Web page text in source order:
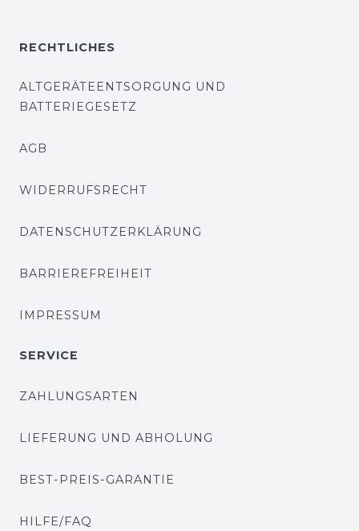
RECHTLICHES
ALTGERÄTEENTSORGUNG UND
BATTERIEGESETZ
AGB
WIDERRUFSRECHT
DATENSCHUTZERKLÄRUNG
BARRIEREFREIHEIT
IMPRESSUM
SERVICE
ZAHLUNGSARTEN
LIEFERUNG UND ABHOLUNG
BEST-PREIS-GARANTIE
HILFE/FAQ